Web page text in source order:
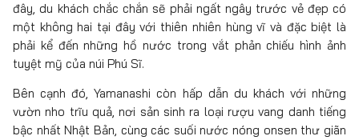
đây, du khách chắc chắn sẽ phải ngất ngây trước vẻ đẹp có
một không hai tại đây với thiên nhiên hùng vĩ và đặc biệt là
phải kể đến những hồ nước trong vắt phản chiếu hình ảnh
tuyệt mỹ của núi Phú Sĩ.
Bên cạnh đó, Yamanashi còn hấp dẫn du khách với những
vườn nho trĩu quả, nơi sản sinh ra loại rượu vang danh tiếng
bậc nhất Nhật Bản, cùng các suối nước nóng onsen thư giãn